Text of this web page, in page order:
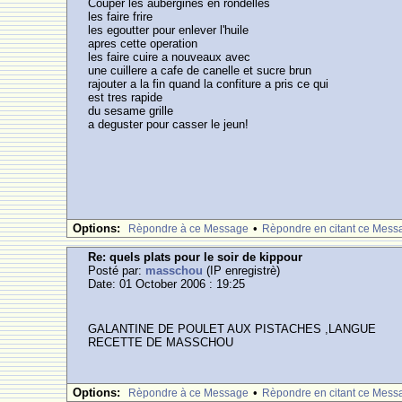
Couper les aubergines en rondelles
les faire frire
les egoutter pour enlever l'huile
apres cette operation
les faire cuire a nouveaux avec
une cuillere a cafe de canelle et sucre brun
rajouter a la fin quand la confiture a pris ce qui
est tres rapide
du sesame grille
a deguster pour casser le jeun!
Options: Rèpondre à ce Message • Rèpondre en citant ce
Re: quels plats pour le soir de kippour
Posté par: masschou (IP enregistrè)
Date: 01 October 2006 : 19:25
GALANTINE DE POULET AUX PISTACHES ,LANGUE
RECETTE DE MASSCHOU
Options: Rèpondre à ce Message • Rèpondre en citant ce